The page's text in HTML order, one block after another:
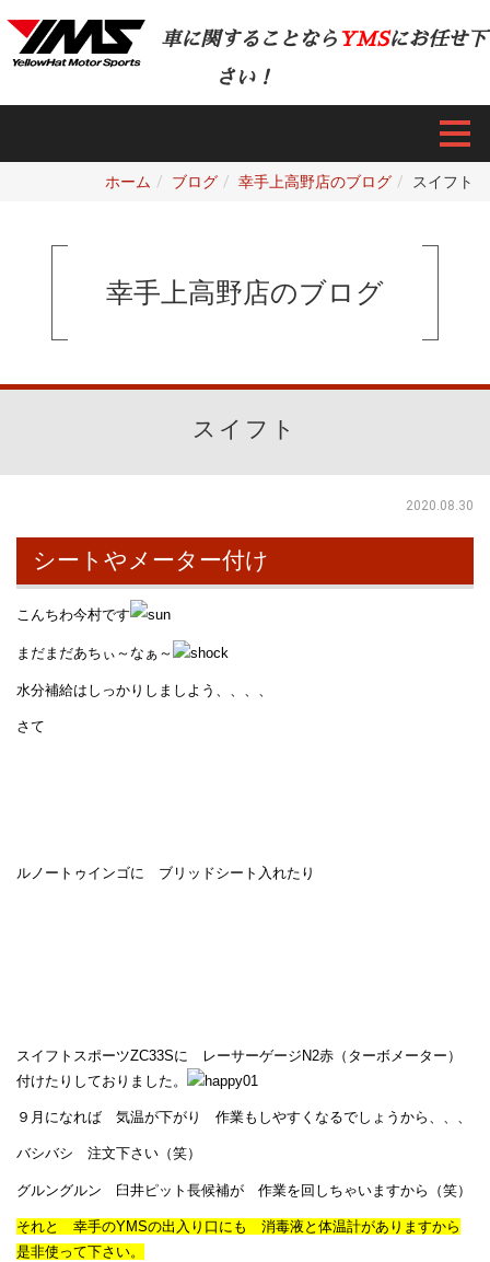
車に関することなら YMSにお任せ下
さい！
ホーム ブログ 幸手上高野店のブログ スイフト
幸手上高野店のブログ
スイフト
2020.08.30
シートやメーター付け
こんちわ今村です
まだまだあちぃ～なぁ～
水分補給はしっかりしましよう、、、、
さて
ルノートゥインゴに ブリッドシート入れたり
スイフトスポーツZC33Sに レーサーゲージN2赤（ターボメーター）
付けたりしておりました。
９月になれば 気温が下がり 作業もしやすくなるでしょうから、、、
バシバシ 注文下さい（笑）
グルングルン 臼井ピット長候補が 作業を回しちゃいますから（笑）
それと 幸手のYMSの出入り口にも 消毒液と体温計がありますから
是非使って下さい。